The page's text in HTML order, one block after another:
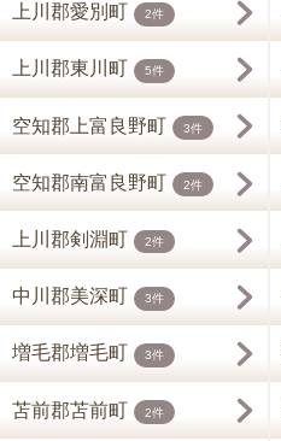
上川郡愛別町 2件
上川郡東川町 5件
空知郡上富良野町 3件
空知郡南富良野町 2件
上川郡剣淵町 2件
中川郡美深町 3件
増毛郡増毛町 3件
苫前郡苫前町 2件